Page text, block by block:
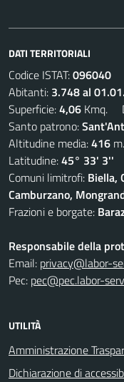
DATI TERRITORIALI
Codice ISTAT:096040
Abitanti: 3.748 al
Superficie:4,06 Kmq.
Santo patrono:
Altitudine media:416
Latitudine:45° 33' 3''
Comuni limitrofi: Biella,
Camburzano,
Frazioni e borgate:
Responsabile della
Email: privacy@labor-
Pec: pec@pec.labor-
UTILITÀ
Amministrazione
Dichiarazione di